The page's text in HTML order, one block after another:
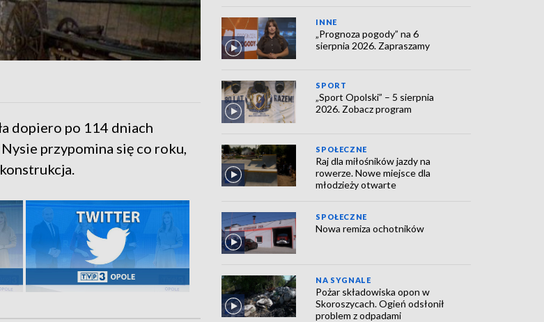
dopiero po 114 dniach
przypomina się co roku,
INNE
„Prognoza pogody” na 6
sierpnia 2026. Zapraszamy
SPORT
„Sport Opolski” – 5 sierpnia
2026. Zobacz program
SPOŁECZNE
Raj dla miłośników jazdy na
rowerze. Nowe miejsce dla
młodzieży otwarte
SPOŁECZNE
Nowa remiza ochotników
NA SYGNALE
Pożar składowiska opon w
Skoroszycach. Ogień odsłonił
problem z odpadami